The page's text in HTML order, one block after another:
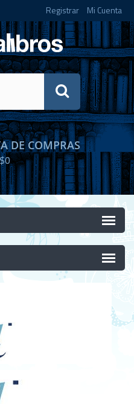
Registrar Mi Cuenta
DE COMPRAS